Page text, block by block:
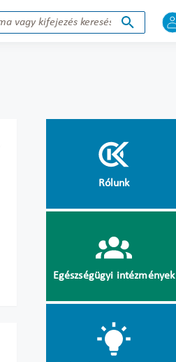
Rólunk
Egészségügyi intézmények